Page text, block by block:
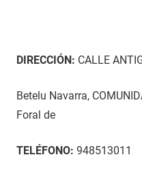
DIRECCIÓN: CALLE
Betelu Navarra,
Foral de
TELÉFONO: 948513011